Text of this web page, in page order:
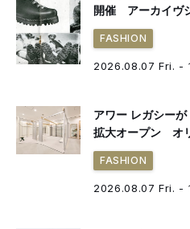
開催 アーカイヴ
FASHION
2026.08.07 Fri. -
アワー レガシーが
拡大オープン オ
FASHION
2026.08.07 Fri. -